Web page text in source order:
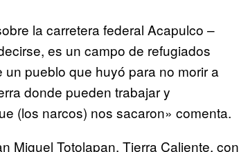
la carretera federal Acapulco –
es un campo de refugiados
pueblo que huyó para no morir a
donde pueden trabajar y
(los narcos) nos sacaron» comenta.
Miguel Totolapan, Tierra Caliente, con